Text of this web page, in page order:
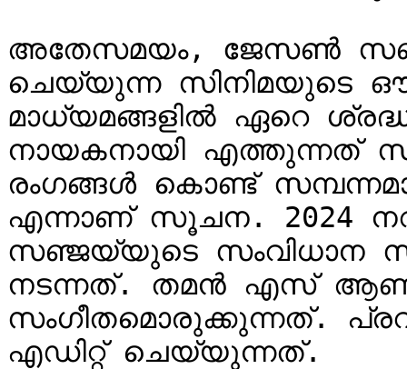
അതേസമയം, ജേസൺ
ചെയ്യുന്ന സിനിമയുടെ
മാധ്യമങ്ങളിൽ ഏറെ
നായകനായി എത്തുന്നത്
രംഗങ്ങൾ കൊണ്ട്
എന്നാണ് സൂചന. 2024
സഞ്ജയ്‌യുടെ സംവിധാന സംരംഭത്തിന്റെ പ്രഖ്യാപനം
നടന്നത്. തമൻ എസ് ആണ്
സംഗീതമൊരുക്കുന്നത്.
എഡിറ്റ് ചെയ്യുന്നത്.